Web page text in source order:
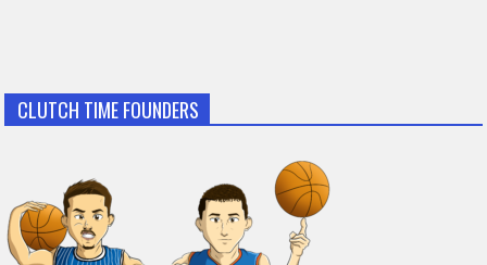
CLUTCH TIME FOUNDERS